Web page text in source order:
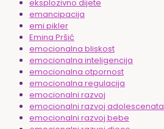
eksplozivno dijete
emancipacija
emi pikler
Emina Pršić
emocionalna bliskost
emocionalna inteligencija
emocionalna otpornost
emocionalna regulacija
emocionalni razvoj
emocionalni razvoj adolescenata
emocionalni razvoj bebe